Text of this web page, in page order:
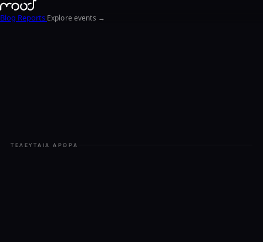
Blog Reports Explore events →
ΤΕΛΕΥΤΑΊΑ ΆΡΘΡΑ